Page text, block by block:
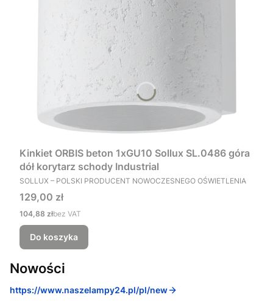
Kinkiet ORBIS beton 1xGU10 Sollux SL.0486 góra
dół korytarz schody Industrial
PRODUCENT
SOLLUX – POLSKI PRODUCENT NOWOCZESNEGO OŚWIETLENIA
Cena
129,00 zł
Cena
104,88 złbez VAT
Do koszyka
Nowości
https://www.naszelampy24.pl/pl/new